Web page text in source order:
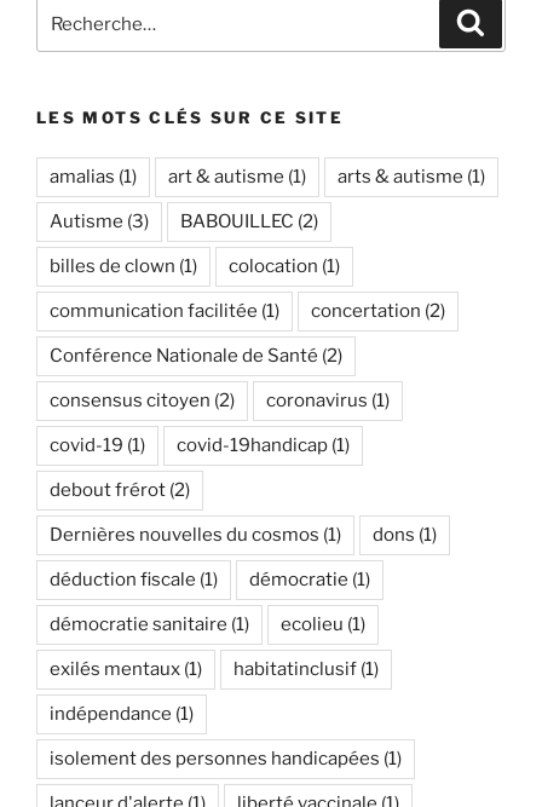
pour
LES MOTS CLÉS SUR CE SITE
amalias (1) art & autisme (1) arts & autisme (1)
Autisme (3) BABOUILLEC (2)
billes de clown (1) colocation (1)
communication facilitée (1) concertation (2)
Conférence Nationale de Santé (2)
consensus citoyen (2) coronavirus (1)
covid-19 (1) covid-19handicap (1)
debout frérot (2)
Dernières nouvelles du cosmos (1) dons (1)
déduction fiscale (1) démocratie (1)
démocratie sanitaire (1) ecolieu (1)
exilés mentaux (1) habitatinclusif (1)
indépendance (1)
isolement des personnes handicapées (1)